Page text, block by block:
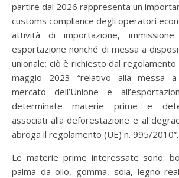
partire dal 2026 rappresenta un
customs compliance degli operatori
attività di importazione,
esportazione nonché di messa a
unionale; ciò è richiesto dal
maggio 2023 “relativo alla messa
mercato dell’Unione e
determinate materie prime e
associati alla deforestazione e al
abroga il regolamento (UE) n. 995/2010”.
Le materie prime interessate sono:
palma da olio, gomma, soia, legno